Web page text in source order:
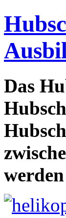
Das